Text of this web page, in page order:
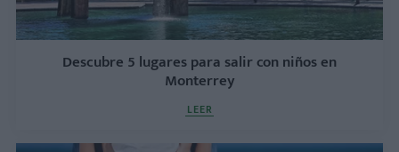
Descubre 5 lugares para salir con niños en
Monterrey
LEER